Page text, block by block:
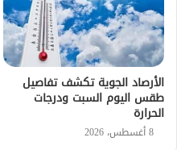
الأرصاد الجوية تكشف تفاصيل
طقس اليوم السبت ودرجات
الحرارة
8 أغسطس، 2026